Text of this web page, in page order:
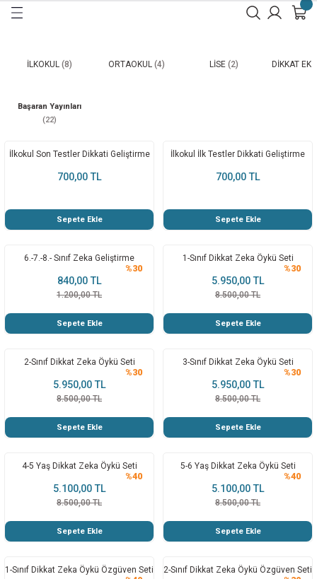
VE EĞİTİM MATERYALLERİ
İLKOKUL (8) ORTAOKUL(4) LİSE(2) DİKKAT
Başaran Yayınları
(22)
İlkokul Son Testler Dikkati Geliştirme
700,00 TL
Sepete Ekle
İlkokul İlk Testler Dikkati Geliştirme
700,00 TL
Sepete Ekle
%30
6.-7.-8.- Sınıf Zeka Geliştirme
840,00 TL
1.200,00 TL
Sepete Ekle
%30
1-Sınıf Dikkat Zeka Öykü Seti
5.950,00 TL
8.500,00 TL
Sepete Ekle
%30
2-Sınıf Dikkat Zeka Öykü Seti
5.950,00 TL
8.500,00 TL
Sepete Ekle
%30
3-Sınıf Dikkat Zeka Öykü Seti
5.950,00 TL
8.500,00 TL
Sepete Ekle
%40
4-5 Yaş Dikkat Zeka Öykü Seti
5.100,00 TL
8.500,00 TL
Sepete Ekle
%40
5-6 Yaş Dikkat Zeka Öykü Seti
5.100,00 TL
8.500,00 TL
Sepete Ekle
1-Sınıf Dikkat Zeka Öykü Özgüven Seti 2-Sınıf Dikkat Zeka Öykü Özgüven Seti